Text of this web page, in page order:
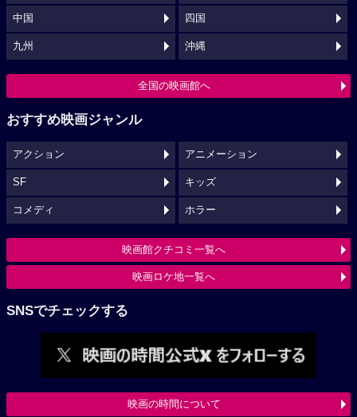
中国 四国
九州 沖縄
全国の映画館へ
おすすめ映画ジャンル
アクション アニメーション
SF キッズ
コメディ ホラー
映画館クチコミ一覧へ
映画ロケ地一覧へ
SNSでチェックする
映画の時間について